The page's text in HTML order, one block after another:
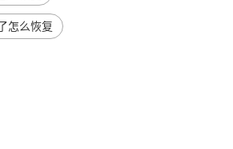
怎么恢复